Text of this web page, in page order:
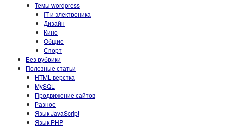
Темы wordpress
IT и электроника
Дизайн
Кино
Общие
Спорт
Без рубрики
Полезные статьи
HTML-верстка
MySQL
Продвижение сайтов
Разное
Язык JavaScript
Язык PHP